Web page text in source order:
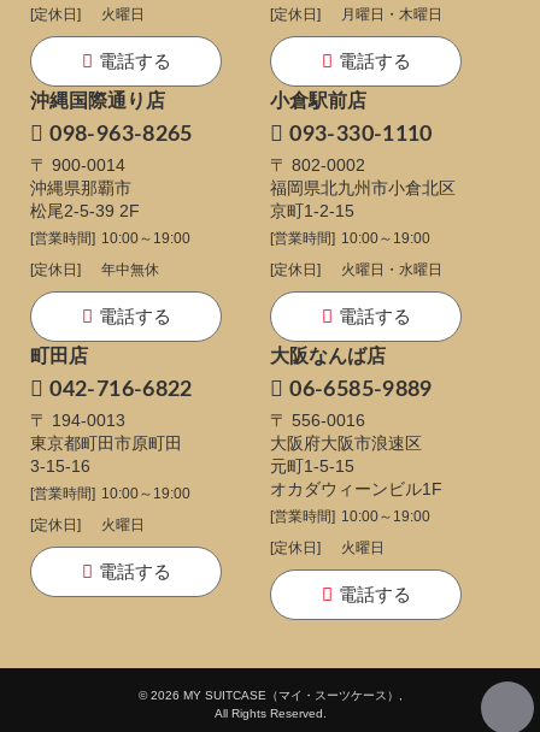
[定休日]
火曜日
電話する
[定休日]
月曜日・木曜日
電話する
沖縄国際通り店
098-963-8265
〒 900-0014
沖縄県那覇市
松尾2-5-39 2F
[営業時間] 10:00～19:00
[定休日]
年中無休
電話する
小倉駅前店
093-330-1110
〒 802-0002
福岡県北九州市小倉北区
京町1-2-15
[営業時間] 10:00～19:00
[定休日]
火曜日・水曜日
電話する
町田店
042-716-6822
〒 194-0013
東京都町田市原町田
3-15-16
[営業時間] 10:00～19:00
[定休日]
火曜日
電話する
大阪なんば店
06-6585-9889
〒 556-0016
大阪府大阪市浪速区
元町1-5-15
オカダウィーンビル1F
[営業時間] 10:00～19:00
[定休日]
火曜日
電話する
© 2026 MY SUITCASE（マイ・スーツケース）,
All Rights Reserved.